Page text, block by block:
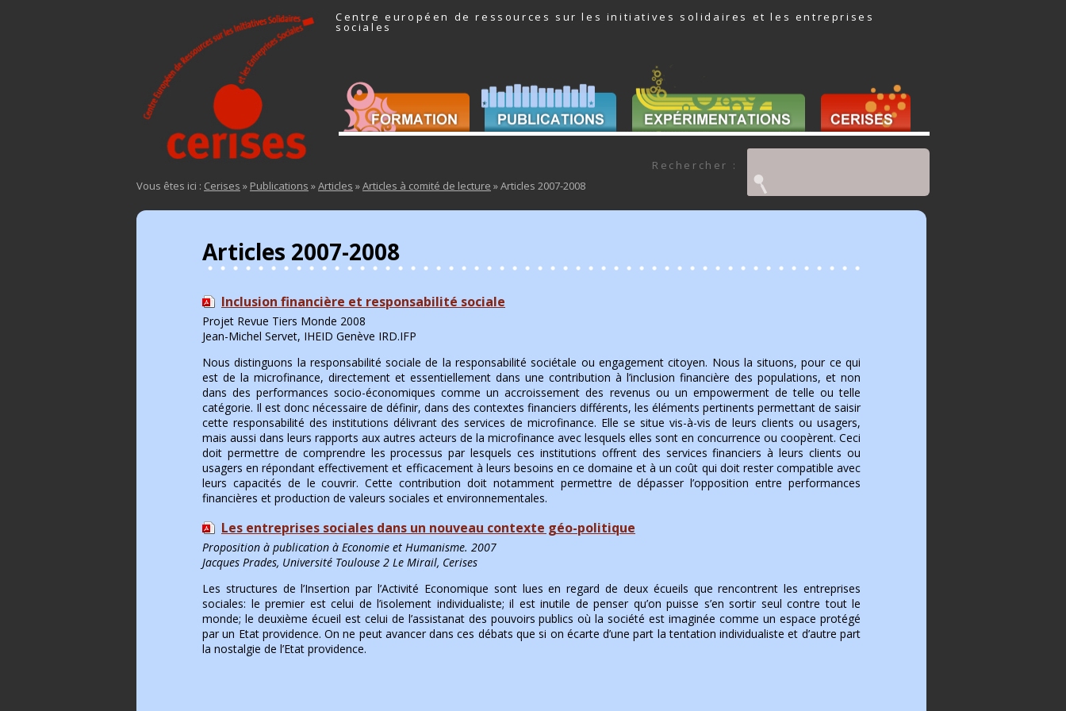
Centre européen de ressources sur les initiatives solidaires et les entreprises
sociales
Vous êtes ici : Cerises » Publications »Articles »Articles à comité de lecture » Articles 2007-2008
Rechercher :
Articles 2007-2008
Inclusion financière et responsabilité sociale
Projet Revue Tiers Monde 2008
Jean-Michel Servet, IHEID Genève IRD.IFP
Nous distinguons la responsabilité sociale de la responsabilité sociétale ou engagement citoyen. Nous la situons, pour ce qui
est de la microfinance, directement et essentiellement dans une contribution à l’inclusion financière des populations, et non
dans des performances socio-économiques comme un accroissement des revenus ou un empowerment de telle ou telle
catégorie. Il est donc nécessaire de définir, dans des contextes financiers différents, les éléments pertinents permettant de saisir
cette responsabilité des institutions délivrant des services de microfinance. Elle se situe vis-à-vis de leurs clients ou usagers,
mais aussi dans leurs rapports aux autres acteurs de la microfinance avec lesquels elles sont en concurrence ou coopèrent. Ceci
doit permettre de comprendre les processus par lesquels ces institutions offrent des services financiers à leurs clients ou
usagers en répondant effectivement et efficacement à leurs besoins en ce domaine et à un coût qui doit rester compatible avec
leurs capacités de le couvrir. Cette contribution doit notamment permettre de dépasser l’opposition entre performances
financières et production de valeurs sociales et environnementales.
Les entreprises sociales dans un nouveau contexte géo-politique
Proposition à publication à Economie et Humanisme. 2007
Jacques Prades, Université Toulouse 2 Le Mirail, Cerises
Les structures de l’Insertion par l’Activité Economique sont lues en regard de deux écueils que rencontrent les entreprises
sociales: le premier est celui de l’isolement individualiste; il est inutile de penser qu’on puisse s’en sortir seul contre tout le
monde; le deuxième écueil est celui de l’assistanat des pouvoirs publics où la société est imaginée comme un espace protégé
par un Etat providence. On ne peut avancer dans ces débats que si on écarte d’une part la tentation individualiste et d’autre part
la nostalgie de l’Etat providence.